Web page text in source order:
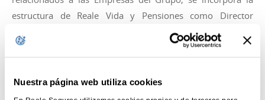
Nuestra página web utiliza cookies
estructura de Reale Vida y Pensiones como Director
General, dependiendo del Consejero Delegado de la
compañía, Ignacio Mariscal. López compatibilizará el cargo
de innovación de Reale Group en España, Lab 1828 Spain.